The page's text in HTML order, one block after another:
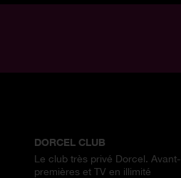
DORCEL CLUB
Le club très privé Dorcel. Avant-
premières et TV en illimité